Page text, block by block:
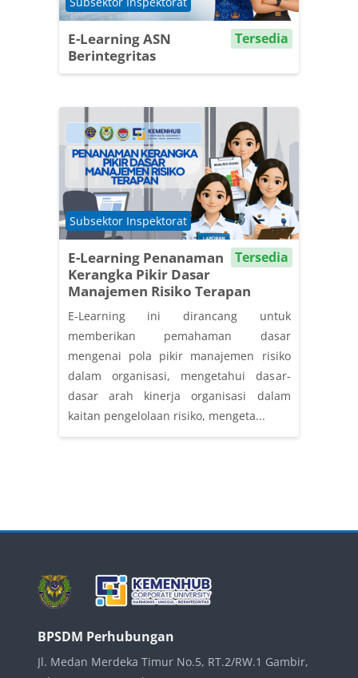
Tersedia
E-Learning ASN
Berintegritas
Tersedia
E-Learning Penanaman
Kerangka Pikir Dasar
Manajemen Risiko Terapan
Course category
Subsektor Inspektorat
E-Learning ini dirancang untuk
memberikan pemahaman dasar
mengenai pola pikir manajemen risiko
dalam organisasi, mengetahui dasar-
dasar arah kinerja organisasi dalam
kaitan pengelolaan risiko, mengeta...
BPSDM Perhubungan
Jl. Medan Merdeka Timur No.5, RT.2/RW.1 Gambir,